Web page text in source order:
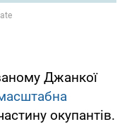
Джанкої
окупантів.